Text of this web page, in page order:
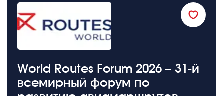
World Routes Forum 2026 – 31-й
всемирный форум по